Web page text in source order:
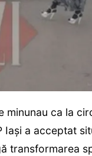
minunau ca la
a acceptat
transformarea